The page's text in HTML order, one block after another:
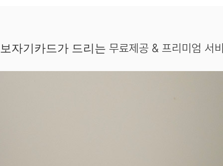
보자기카드가 드리는 무료제공 & 프리미엄 서